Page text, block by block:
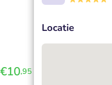
€10,95
Locatie